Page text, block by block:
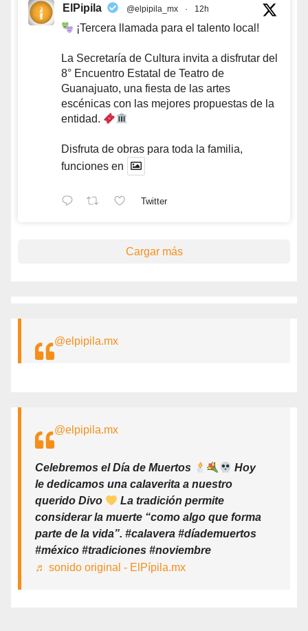
ElPipila @elpipila_mx · 12h
¡Tercera llamada para el talento local!
La Secretaría de Cultura invita a disfrutar del
8° Encuentro Estatal de Teatro de
Guanajuato, una fiesta de las artes
escénicas con las mejores propuestas de la
entidad.
Disfruta de obras para toda la familia,
funciones en
Twitter
Cargar más
@elpipila.mx
@elpipila.mx
Celebremos el Día de Muertos
Hoy
le dedicamos una calaverita a nuestro
querido Divo
La tradición permite
considerar la muerte “como algo que forma
parte de la vida”. #calavera #díademuertos
#méxico #tradiciones #noviembre
♬ sonido original - ElPípila.mx